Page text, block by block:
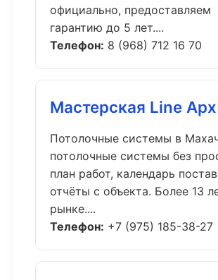
официально, предоставляем
гарантию до 5 лет....
Телефон: 8 (968) 712 16 70
Мастерская Line
Потолочные системы в
потолочные системы без
план работ, календарь
отчёты с объекта. Более 13
рынке....
Телефон: +7 (975) 185-38-27